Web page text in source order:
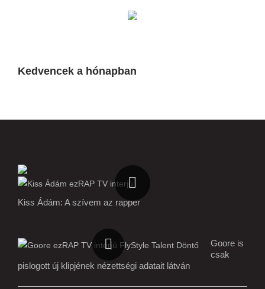
Kedvencek a hónapban
Kiss Ádám: A szívem az rapper
Goore is
csak
pislogott új klipjének nézettségi adatait látván